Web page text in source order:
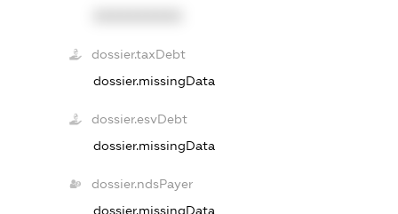
dossier.taxDebt
dossier.missingData
dossier.esvDebt
dossier.missingData
dossier.ndsPayer
dossier.missingData